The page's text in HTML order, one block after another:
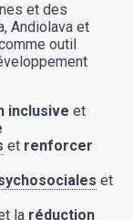
et des
Andiolava et
outil
inclusive et
et renforcer
et
la réduction